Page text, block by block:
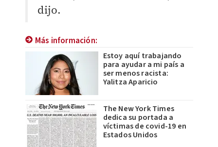
dijo.
Más información:
Estoy aquí trabajando
para ayudar a mi país a
ser menos racista:
Yalitza Aparicio
The New York Times
dedica su portada a
víctimas de covid-19 en
Estados Unidos